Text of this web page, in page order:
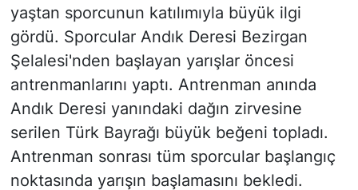
yaştan sporcunun katılımıyla büyük ilgi
gördü. Sporcular Andık Deresi Bezirgan
Şelalesi'nden başlayan yarışlar öncesi
antrenmanlarını yaptı. Antrenman anında
Andık Deresi yanındaki dağın zirvesine
serilen Türk Bayrağı büyük beğeni topladı.
Antrenman sonrası tüm sporcular başlangıç
noktasında yarışın başlamasını bekledi.